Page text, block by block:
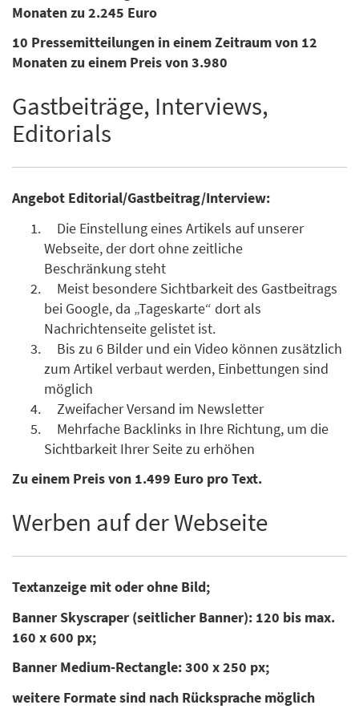
Monaten zu 2.245 Euro
10 Pressemitteilungen in einem Zeitraum von 12
Monaten zu einem Preis von 3.980
Gastbeiträge, Interviews,
Editorials
Angebot Editorial/Gastbeitrag/Interview:
Die Einstellung eines Artikels auf unserer
Webseite, der dort ohne zeitliche
Beschränkung steht
Meist besondere Sichtbarkeit des Gastbeitrags
bei Google, da „Tageskarte“ dort als
Nachrichtenseite gelistet ist.
Bis zu 6 Bilder und ein Video können zusätzlich
zum Artikel verbaut werden, Einbettungen sind
möglich
Zweifacher Versand im Newsletter
Mehrfache Backlinks in Ihre Richtung, um die
Sichtbarkeit Ihrer Seite zu erhöhen
Zu einem Preis von 1.499 Euro pro Text.
Werben auf der Webseite
Textanzeige mit oder ohne Bild;
Banner Skyscraper (seitlicher Banner): 120 bis max.
160 x 600 px;
Banner Medium-Rectangle: 300 x 250 px;
weitere Formate sind nach Rücksprache möglich